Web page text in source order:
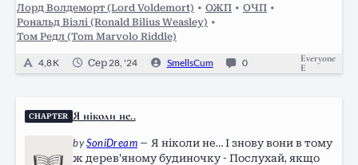
Лорд Волдеморт (Lord Voldemort) • ОЖП • ОЧП •
Рональд Візлі (Ronald Bilius Weasley) •
Том Редл (Tom Marvolo Riddle)
4,8 K Сер 28, '24 SmellsCum 0
Everyone
E
CHAPTER Я ніколи не..
bySoniDream — Я ніколи не… І знову вони в тому
ж дерев'яному будиночку - Послухай, якщо